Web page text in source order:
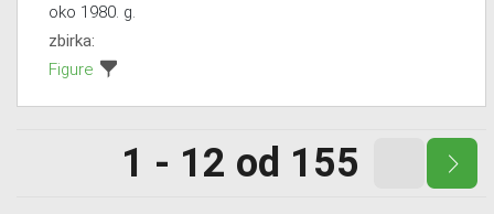
oko 1980. g.
zbirka:
Figure
1 - 12 od 155